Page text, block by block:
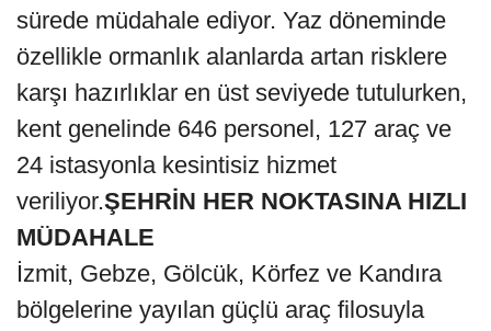
sürede müdahale ediyor. Yaz döneminde
özellikle ormanlık alanlarda artan risklere
karşı hazırlıklar en üst seviyede tutulurken,
kent genelinde 646 personel, 127 araç ve
24 istasyonla kesintisiz hizmet
veriliyor.ŞEHRİN HER NOKTASINA HIZLI
MÜDAHALE
İzmit, Gebze, Gölcük, Körfez ve Kandıra
bölgelerine yayılan güçlü araç filosuyla